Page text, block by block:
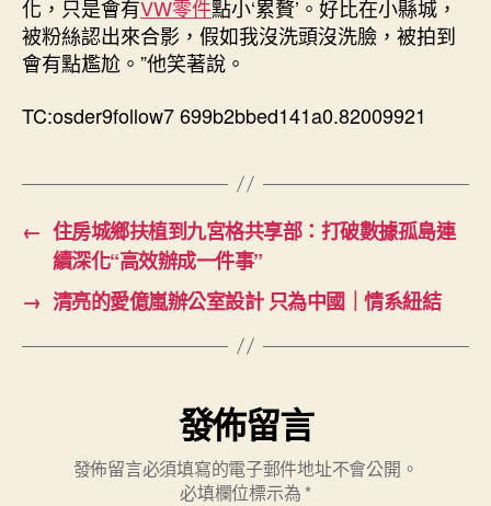
化，只是會有VW零件點小‘累贅’。好比在小縣城，
被粉絲認出來合影，假如我沒洗頭沒洗臉，被拍到
會有點尷尬。”他笑著說。
TC:osder9follow7 699b2bbed141a0.82009921
← 住房城鄉扶植到九宮格共享部：打破數據孤島連
續深化“高效辦成一件事”
→ 清亮的愛億嵐辦公室設計 只為中國｜情系紐結
發佈留言
發佈留言必須填寫的電子郵件地址不會公開。
必填欄位標示為 *